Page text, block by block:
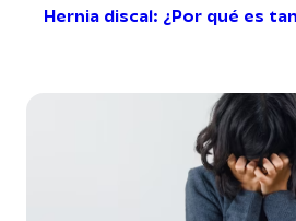
Hernia discal: ¿Por qué es